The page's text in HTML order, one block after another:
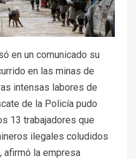
en un comunicado su
en las minas de
intensas labores de
de la Policía pudo
13 trabajadores que
ilegales coludidos
afirmó la empresa